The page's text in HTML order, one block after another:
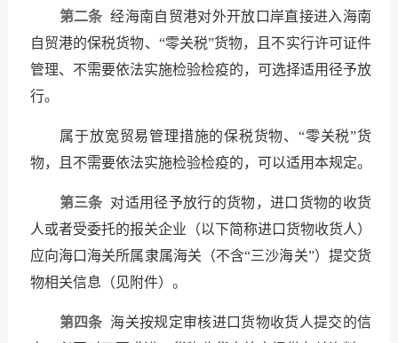
第二条 经海南自贸港对外开放口岸直接进入海南
自贸港的保税货物、“零关税”货物，且不实行许可证件
管理、不需要依法实施检验检疫的，可选择适用径予放
行。
属于放宽贸易管理措施的保税货物、“零关税”货
物，且不需要依法实施检验检疫的，可以适用本规定。
第三条 对适用径予放行的货物，进口货物的收货
人或者受委托的报关企业（以下简称进口货物收货人）
应向海口海关所属隶属海关（不含“三沙海关”）提交货
物相关信息（见附件）。
第四条 海关按规定审核进口货物收货人提交的信